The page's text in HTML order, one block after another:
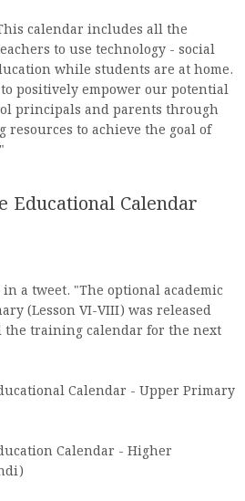
calendar includes all the
to use technology - social
while students are at home.
positively empower our potential
principals and parents through
to achieve the goal of
Educational Calendar
a tweet. "The optional academic
(Lesson VI-VIII) was released
the training calendar for the next
Calendar - Upper Primary
Calendar - Higher